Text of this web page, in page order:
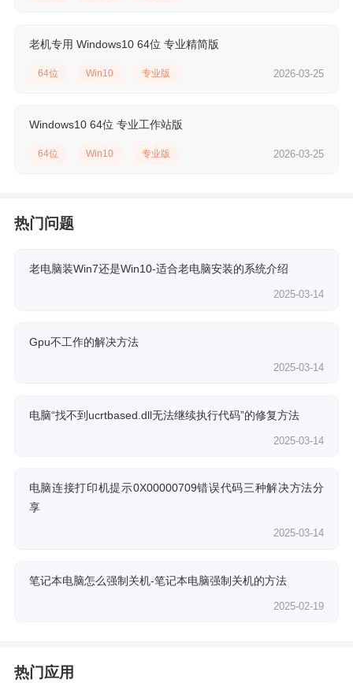
老机专用 Windows10 64位 专业精简版
64位 Win10 专业版 2026-03-25
Windows10 64位 专业工作站版
64位 Win10 专业版 2026-03-25
热门问题
老电脑装Win7还是Win10-适合老电脑安装的系统介绍
2025-03-14
Gpu不工作的解决方法
2025-03-14
电脑“找不到ucrtbased.dll无法继续执行代码”的修复方法
2025-03-14
电脑连接打印机提示0X00000709错误代码三种解决方法分
享
2025-03-14
笔记本电脑怎么强制关机-笔记本电脑强制关机的方法
2025-02-19
热门应用